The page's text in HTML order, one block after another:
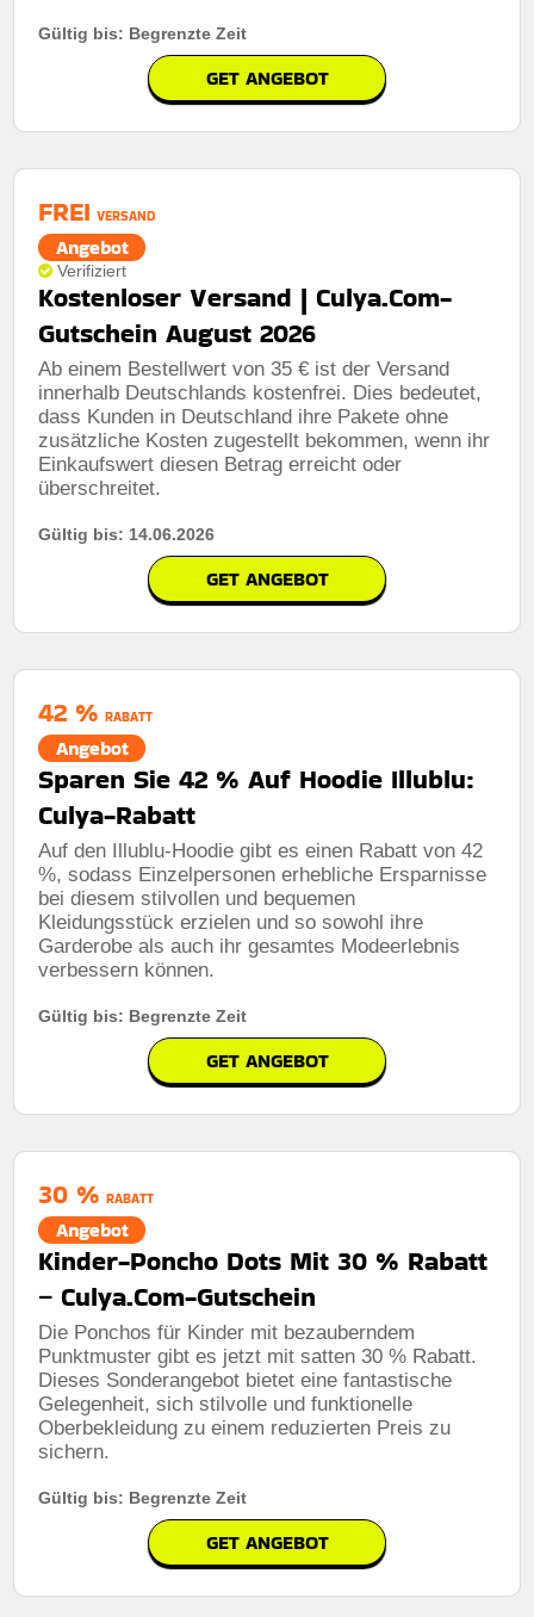
Gültig bis: Begrenzte Zeit
GET ANGEBOT
FREI VERSAND
Angebot
Verifiziert
Kostenloser Versand | Culya.Com-
Gutschein August 2026
Ab einem Bestellwert von 35 € ist der Versand
innerhalb Deutschlands kostenfrei. Dies bedeutet,
dass Kunden in Deutschland ihre Pakete ohne
zusätzliche Kosten zugestellt bekommen, wenn ihr
Einkaufswert diesen Betrag erreicht oder
überschreitet.
Gültig bis: 14.06.2026
GET ANGEBOT
42 % RABATT
Angebot
Sparen Sie 42 % Auf Hoodie Illublu:
Culya-Rabatt
Auf den Illublu-Hoodie gibt es einen Rabatt von 42
%, sodass Einzelpersonen erhebliche Ersparnisse
bei diesem stilvollen und bequemen
Kleidungsstück erzielen und so sowohl ihre
Garderobe als auch ihr gesamtes Modeerlebnis
verbessern können.
Gültig bis: Begrenzte Zeit
GET ANGEBOT
30 % RABATT
Angebot
Kinder-Poncho Dots Mit 30 % Rabatt
– Culya.Com-Gutschein
Die Ponchos für Kinder mit bezauberndem
Punktmuster gibt es jetzt mit satten 30 % Rabatt.
Dieses Sonderangebot bietet eine fantastische
Gelegenheit, sich stilvolle und funktionelle
Oberbekleidung zu einem reduzierten Preis zu
sichern.
Gültig bis: Begrenzte Zeit
GET ANGEBOT